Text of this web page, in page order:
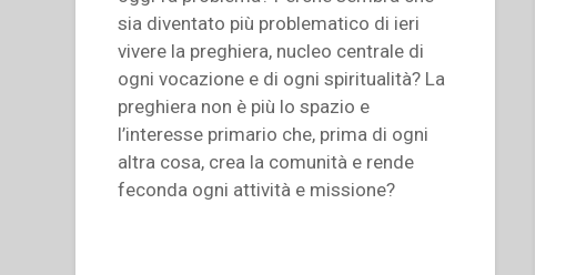
sia diventato più problematico di ieri
vivere la preghiera, nucleo centrale di
ogni vocazione e di ogni spiritualità? La
preghiera non è più lo spazio e
l’interesse primario che, prima di ogni
altra cosa, crea la comunità e rende
feconda ogni attività e missione?